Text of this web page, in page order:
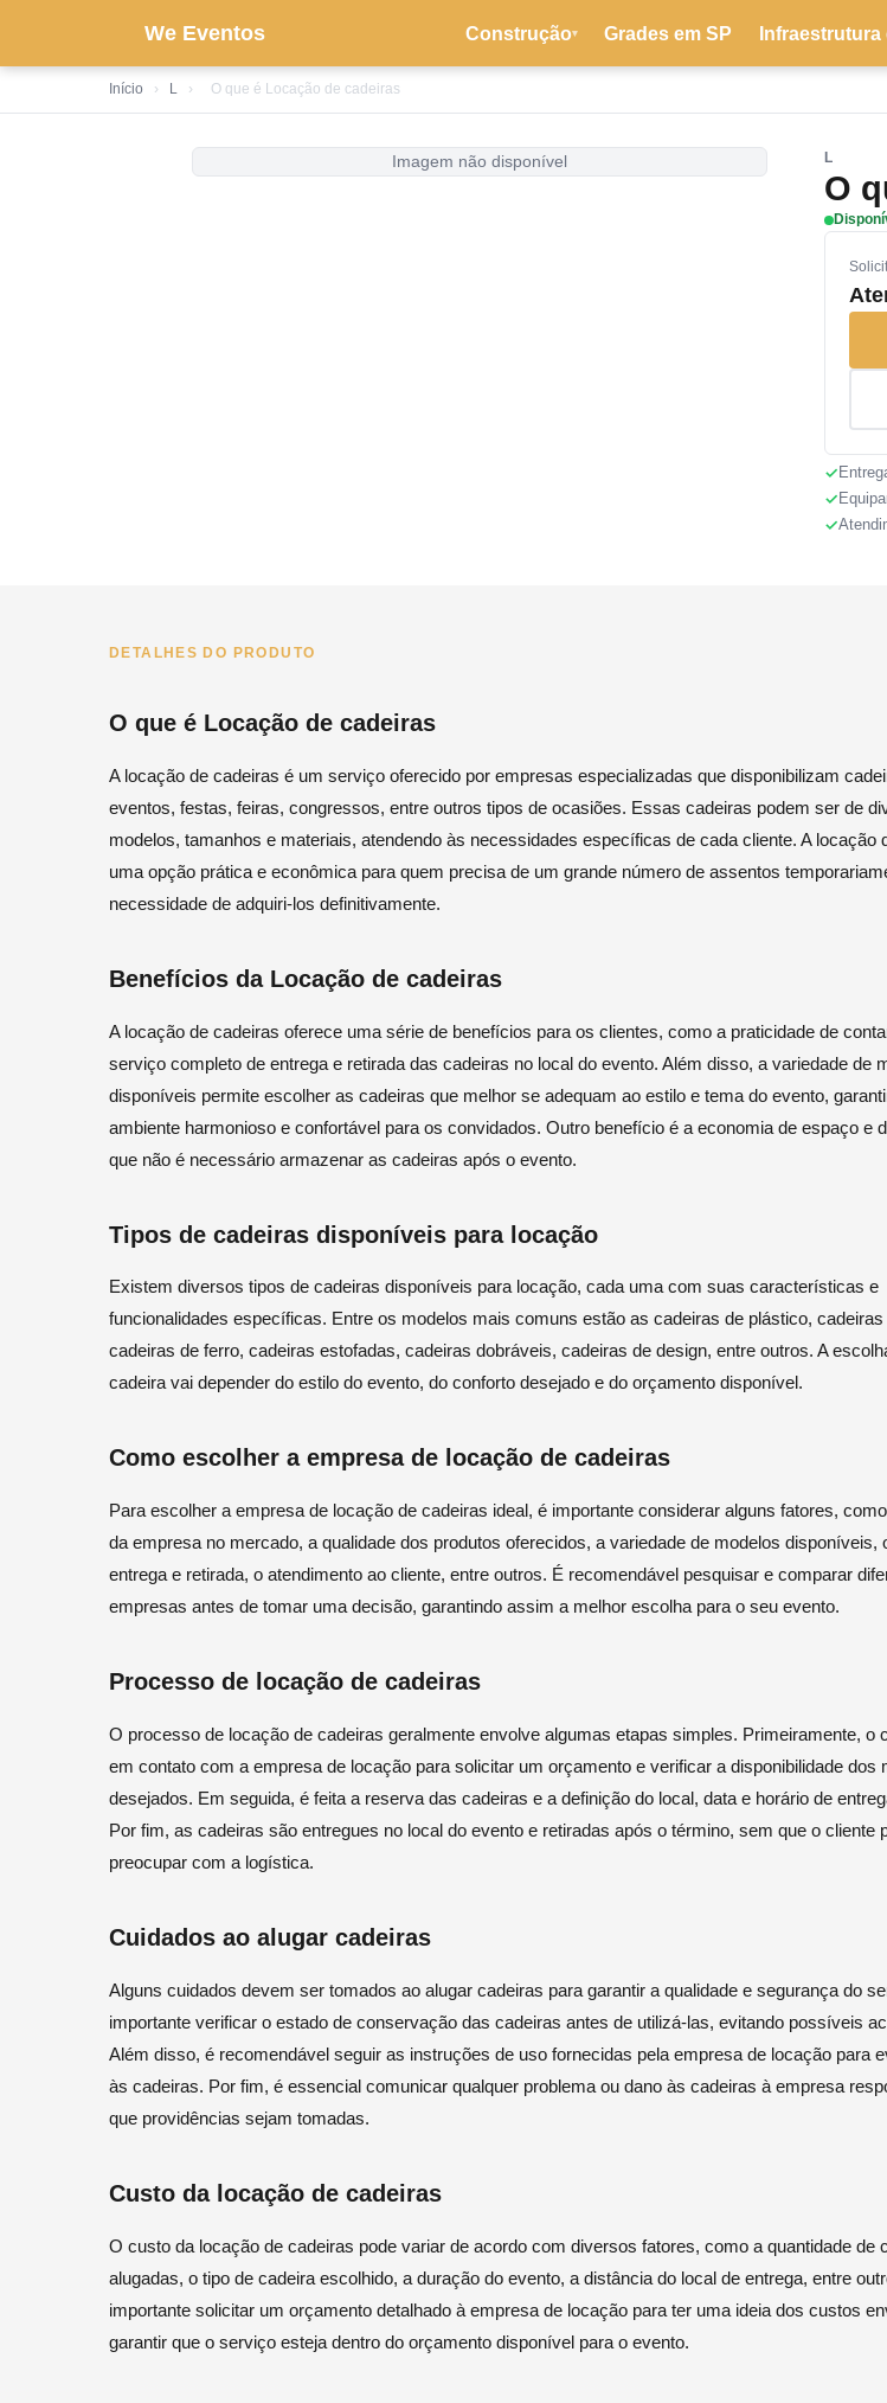
We Eventos Construção▾ Grades em SP
Início › L › O que é Locação de cadeiras
Imagem não disponível L
O
DETALHES DO PRODUTO
O que é Locação de cadeiras
A locação de cadeiras é um serviço oferecido por empresas especializadas que disponibilizam
eventos, festas, feiras, congressos, entre outros tipos de ocasiões. Essas cadeiras podem ser de
modelos, tamanhos e materiais, atendendo às necessidades específicas de cada cliente. A locação
uma opção prática e econômica para quem precisa de um grande número de assentos
necessidade de adquiri-los definitivamente.
Benefícios da Locação de cadeiras
A locação de cadeiras oferece uma série de benefícios para os clientes, como a praticidade de
serviço completo de entrega e retirada das cadeiras no local do evento. Além disso, a variedade de
disponíveis permite escolher as cadeiras que melhor se adequam ao estilo e tema do evento,
ambiente harmonioso e confortável para os convidados. Outro benefício é a economia de espaço e
que não é necessário armazenar as cadeiras após o evento.
Tipos de cadeiras disponíveis para locação
Existem diversos tipos de cadeiras disponíveis para locação, cada uma com suas características e
funcionalidades específicas. Entre os modelos mais comuns estão as cadeiras de plástico, cadeiras
cadeiras de ferro, cadeiras estofadas, cadeiras dobráveis, cadeiras de design, entre outros. A
cadeira vai depender do estilo do evento, do conforto desejado e do orçamento disponível.
Como escolher a empresa de locação de cadeiras
Para escolher a empresa de locação de cadeiras ideal, é importante considerar alguns fatores,
da empresa no mercado, a qualidade dos produtos oferecidos, a variedade de modelos disponíveis,
entrega e retirada, o atendimento ao cliente, entre outros. É recomendável pesquisar e comparar
empresas antes de tomar uma decisão, garantindo assim a melhor escolha para o seu evento.
Processo de locação de cadeiras
O processo de locação de cadeiras geralmente envolve algumas etapas simples. Primeiramente, o
em contato com a empresa de locação para solicitar um orçamento e verificar a disponibilidade dos
desejados. Em seguida, é feita a reserva das cadeiras e a definição do local, data e horário de
Por fim, as cadeiras são entregues no local do evento e retiradas após o término, sem que o cliente
preocupar com a logística.
Cuidados ao alugar cadeiras
Alguns cuidados devem ser tomados ao alugar cadeiras para garantir a qualidade e segurança do
importante verificar o estado de conservação das cadeiras antes de utilizá-las, evitando possíveis
Além disso, é recomendável seguir as instruções de uso fornecidas pela empresa de locação para
às cadeiras. Por fim, é essencial comunicar qualquer problema ou dano às cadeiras à empresa
que providências sejam tomadas.
Custo da locação de cadeiras
O custo da locação de cadeiras pode variar de acordo com diversos fatores, como a quantidade de
alugadas, o tipo de cadeira escolhido, a duração do evento, a distância do local de entrega, entre
importante solicitar um orçamento detalhado à empresa de locação para ter uma ideia dos custos
garantir que o serviço esteja dentro do orçamento disponível para o evento.